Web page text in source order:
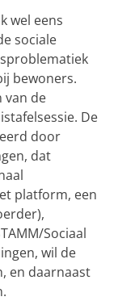
wel eens
sociale
bewoners.
van de
De
door
dat
platform, een
Sociaal
wil de
en daarnaast